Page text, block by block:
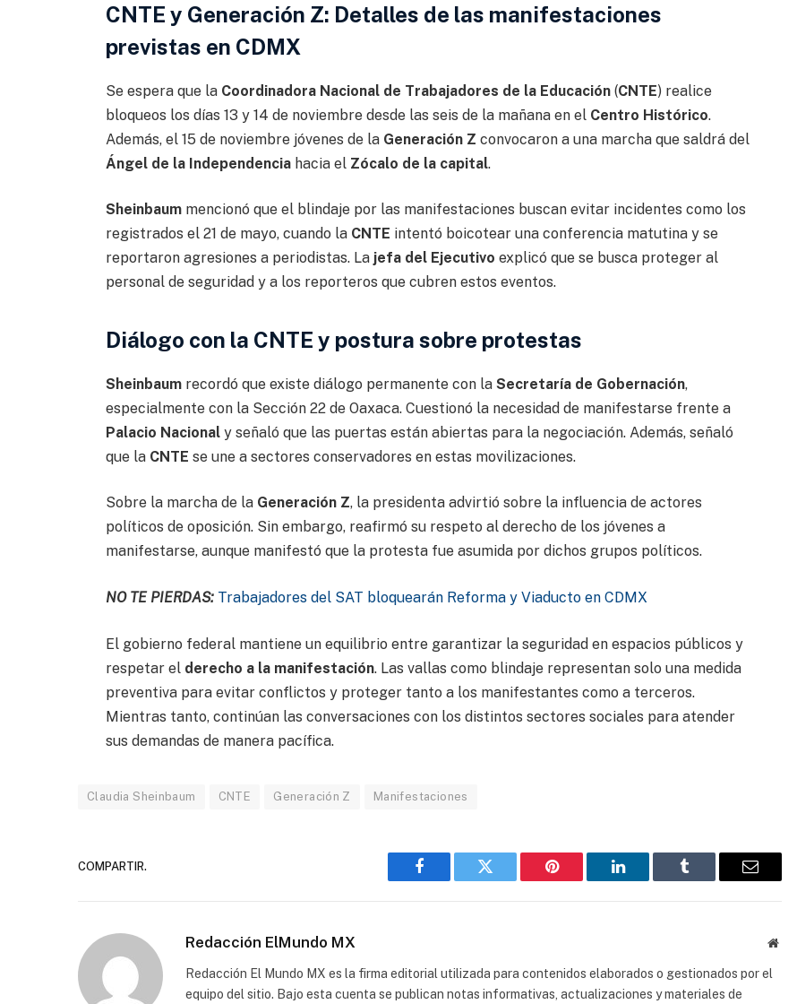
CNTE y Generación Z: Detalles de las manifestaciones
previstas en CDMX
Se espera que la Coordinadora Nacional de Trabajadores de la Educación(CNTE) realice
bloqueos los días 13 y 14 de noviembre desde las seis de la mañana en el Centro Histórico.
Además, el 15 de noviembre jóvenes de la Generación Z convocaron a una marcha que saldrá del
Ángel de la Independenciahacia el Zócalo de la capital.
Sheinbaummencionó que el blindaje por las manifestaciones buscan evitar incidentes como los
registrados el 21 de mayo, cuando la CNTE intentó boicotear una conferencia matutina y se
reportaron agresiones a periodistas. La jefa del Ejecutivo explicó que se busca proteger al
personal de seguridad y a los reporteros que cubren estos eventos.
Diálogo con la CNTE y postura sobre protestas
Sheinbaumrecordó que existe diálogo permanente con la Secretaría de Gobernación,
especialmente con la Sección 22 de Oaxaca. Cuestionó la necesidad de manifestarse frente a
Palacio Nacionaly señaló que las puertas están abiertas para la negociación. Además, señaló
que la CNTE se une a sectores conservadores en estas movilizaciones.
Sobre la marcha de la Generación Z, la presidenta advirtió sobre la influencia de actores
políticos de oposición. Sin embargo, reafirmó su respeto al derecho de los jóvenes a
manifestarse, aunque manifestó que la protesta fue asumida por dichos grupos políticos.
NO TE PIERDAS: Trabajadores del SAT bloquearán Reforma y Viaducto en CDMX
El gobierno federal mantiene un equilibrio entre garantizar la seguridad en espacios públicos y
respetar el derecho a la manifestación. Las vallas como blindaje representan solo una medida
preventiva para evitar conflictos y proteger tanto a los manifestantes como a terceros.
Mientras tanto, continúan las conversaciones con los distintos sectores sociales para atender
sus demandas de manera pacífica.
Claudia Sheinbaum CNTE Generación Z Manifestaciones
COMPARTIR.
Facebook Gorjeo Pinterest LinkedIn Tumblr
Correo
Redacción ElMundo MX
Sitio
Redacción El Mundo MX es la firma editorial utilizada para contenidos elaborados o gestionados por el
equipo del sitio. Bajo esta cuenta se publican notas informativas, actualizaciones y materiales de